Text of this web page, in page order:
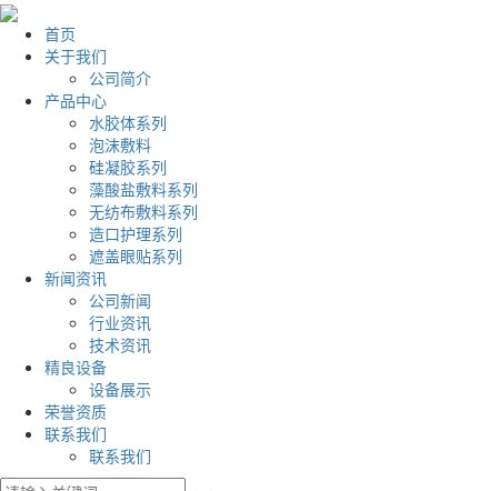
首页
关于我们
公司简介
产品中心
水胶体系列
泡沫敷料
硅凝胶系列
藻酸盐敷料系列
无纺布敷料系列
造口护理系列
遮盖眼贴系列
新闻资讯
公司新闻
行业资讯
技术资讯
精良设备
设备展示
荣誉资质
联系我们
联系我们